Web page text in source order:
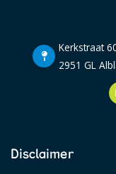
Kerkstraat
2951 GL
Disclaimer